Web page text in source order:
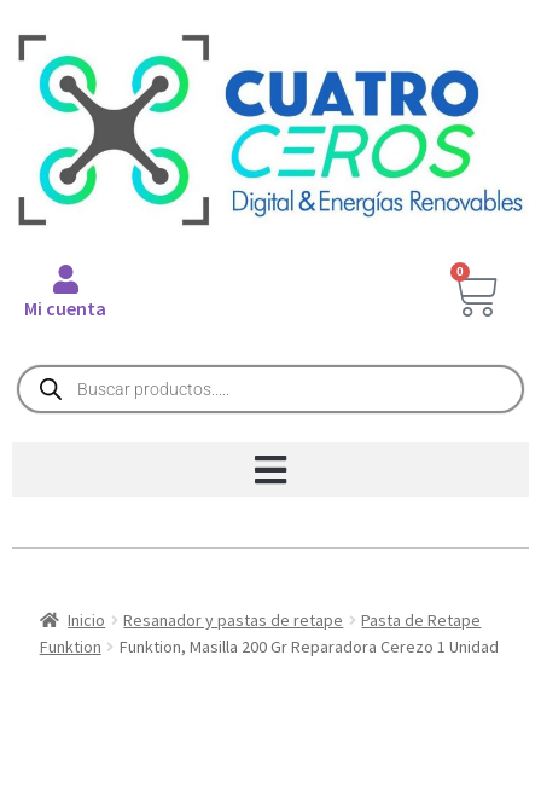
Mi cuenta
0
Inicio Resanador y pastas de retape
Pasta de Retape
Funktion
Funktion, Masilla 200 Gr Reparadora Cerezo 1 Unidad